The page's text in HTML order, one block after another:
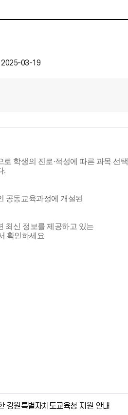
2025-03-19
학생의 진로·적성에 따른 과목 선
.
공동교육과정에 개설된
최신 정보를 제공하고 있는
확인하세요
강원특별자치도교육청 지원 안내